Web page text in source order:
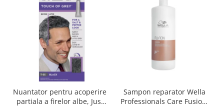
Nuantator pentru acoperire
partiala a firelor albe, Just
Sampon reparator Wella
Professionals Care Fusion,